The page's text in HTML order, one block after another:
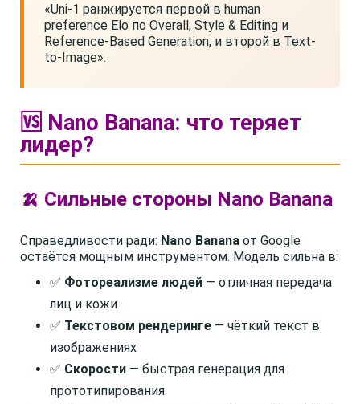
«Uni-1 ранжируется первой в human
preference Elo по Overall, Style & Editing и
Reference-Based Generation, и второй в Text-
to-Image».
🆚 Nano Banana: что теряет
лидер?
🍌 Сильные стороны Nano Banana
Справедливости ради: Nano Banana от Google
остаётся мощным инструментом. Модель сильна в:
✅ Фотореализме людей — отличная передача
лиц и кожи
✅ Текстовом рендеринге — чёткий текст в
изображениях
✅ Скорости — быстрая генерация для
прототипирования